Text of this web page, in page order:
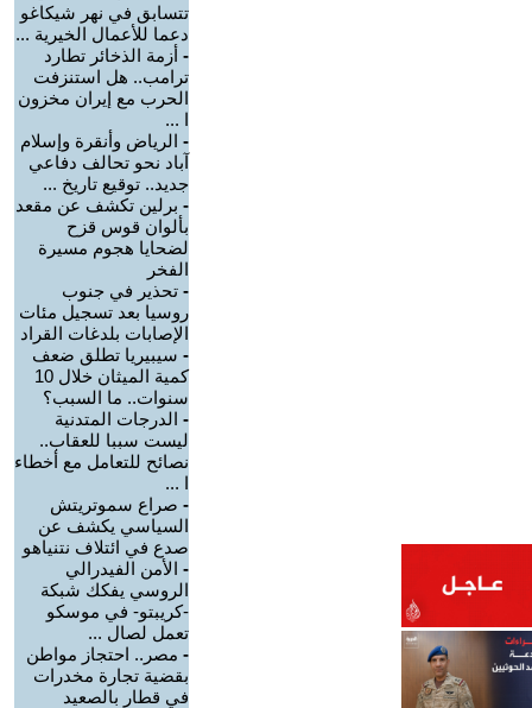
تتسابق في نهر شيكاغو
دعما للأعمال الخيرية ...
- أزمة الذخائر تطارد
ترامب.. هل استنزفت
الحرب مع إيران مخزون
ا ...
- الرياض وأنقرة وإسلام
آباد نحو تحالف دفاعي
جديد.. توقيع تاريخ ...
- برلين تكشف عن مقعد
بألوان قوس قزح
لضحايا هجوم مسيرة
الفخر
- تحذير في جنوب
روسيا بعد تسجيل مئات
الإصابات بلدغات القراد
- سيبيريا تطلق ضعف
كمية الميثان خلال 10
سنوات.. ما السبب؟
- الدرجات المتدنية
ليست سببا للعقاب..
نصائح للتعامل مع أخطاء
ا ...
- صراع سموتريتش
السياسي يكشف عن
صدع في ائتلاف نتنياهو
- الأمن الفيدرالي
الروسي يفكك شبكة
-كريبتو- في موسكو
تعمل لصال ...
- مصر.. احتجاز مواطن
بقضية تجارة مخدرات
في قطار بالصعيد